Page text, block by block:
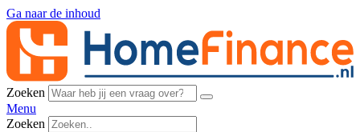
Ga naar de inhoud
Zoeken
Menu
Zoeken